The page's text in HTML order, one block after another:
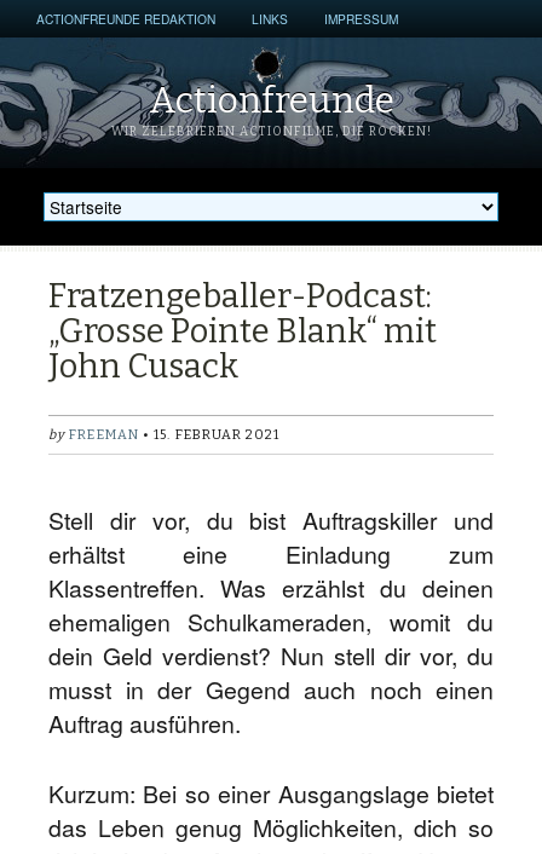
ACTIONFREUNDE REDAKTION LINKS IMPRESSUM
Actionfreunde
WIR ZELEBRIEREN ACTIONFILME, DIE ROCKEN!
Fratzengeballer-Podcast:
„Grosse Pointe Blank“ mit
John Cusack
by FREEMAN • 15. FEBRUAR 2021
Stell dir vor, du bist Auftragskiller und
erhältst eine Einladung zum
Klassentreffen. Was erzählst du deinen
ehemaligen Schulkameraden, womit du
dein Geld verdienst? Nun stell dir vor, du
musst in der Gegend auch noch einen
Auftrag ausführen.
Kurzum: Bei so einer Ausgangslage bietet
das Leben genug Möglichkeiten, dich so